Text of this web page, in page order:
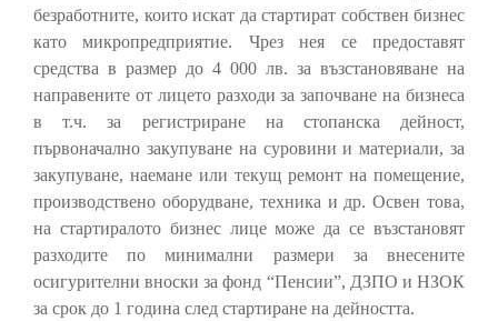
безработните, които искат да стартират собствен бизнес
като микропредприятие. Чрез нея се предоставят
средства в размер до 4 000 лв. за възстановяване на
направените от лицето разходи за започване на бизнеса
в т.ч. за регистриране на стопанска дейност,
първоначално закупуване на суровини и материали, за
закупуване, наемане или текущ ремонт на помещение,
производствено оборудване, техника и др. Освен това,
на стартиралото бизнес лице може да се възстановят
разходите по минимални размери за внесените
осигурителни вноски за фонд “Пенсии”, ДЗПО и НЗОК
за срок до 1 година след стартиране на дейността.